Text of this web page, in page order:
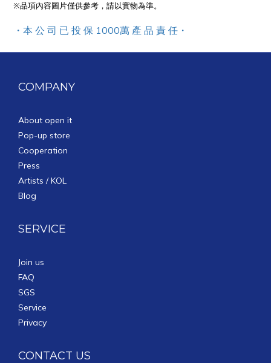
※品項內容圖片僅供參考，請以實物為準。
・本 公 司 已 投 保 1000萬 產 品 責 任 ・
COMPANY
About open it
Pop-up store
Cooperation
Press
Artists / KOL
Blog
SERVICE
Join us
FAQ
SGS
Service
Privacy
CONTACT US